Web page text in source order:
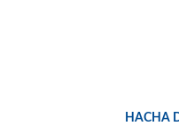
HACHA